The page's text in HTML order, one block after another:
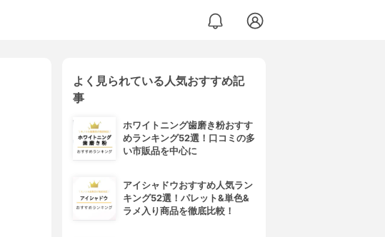
よく見られている人気おすすめ記
事
ホワイトニング歯磨き粉おすす
めランキング52選！口コミの多
い市販品を中心に
アイシャドウおすすめ人気ラン
キング52選！パレット&単色&
ラメ入り商品を徹底比較！